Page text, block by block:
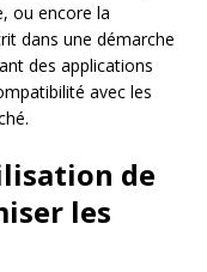
ou encore la
dans une démarche
des applications
avec les
de
les